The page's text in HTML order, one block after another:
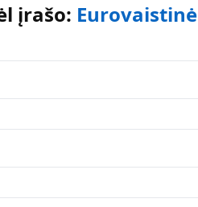
įrašo: Eurovaistinė